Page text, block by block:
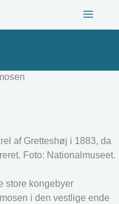
af Gretteshøj i 1883, da
Foto: Nationalmuseet.
store kongebyer
i den vestlige ende